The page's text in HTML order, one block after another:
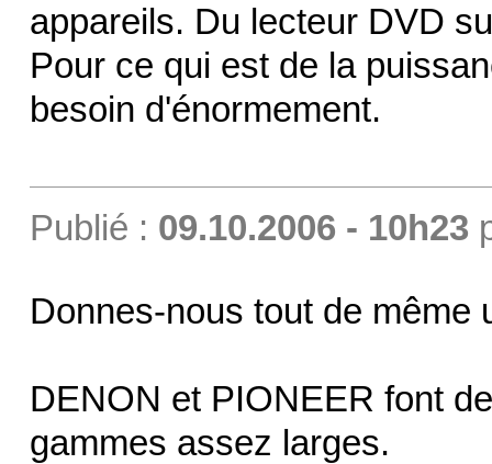
appareils. Du lecteur DVD
Pour ce qui est de la
besoin d'énormement.
Publié : 09.10.2006 - 10h23
Donnes-nous tout de même
DENON et PIONEER font
gammes assez larges.